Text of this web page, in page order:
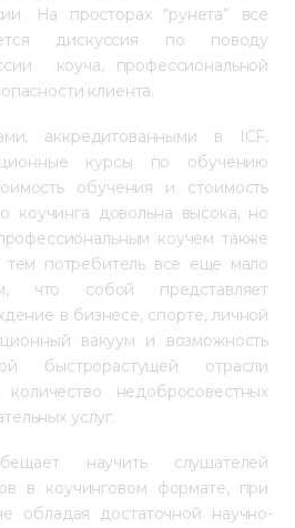
На просторах “рунета” все
дискуссия по поводу
коуча, профессиональной
клиента.
аккредитованными в ICF,
курсы по обучению
обучения и стоимость
коучинга довольна высока, но
коучем также
тем потребитель все еще мало
что собой представляет
в бизнесе, спорте, личной
вакуум и возможность
быстрорастущей отрасли
недобросовестных
услуг.
научить слушателей
в коучинговом формате, при
обладая достаточной научно-